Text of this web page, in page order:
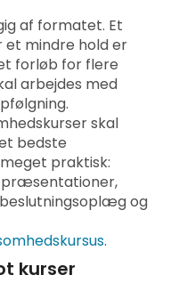
af formatet. Et
mindre hold er
forløb for flere
arbejdes med
skal
bedste
praktisk:
præsentationer,
og
.
kurser